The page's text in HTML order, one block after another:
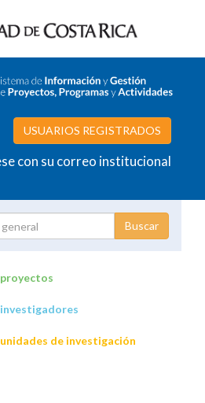
USUARIOS REGISTRADOS
con su correo institucional
de investigación